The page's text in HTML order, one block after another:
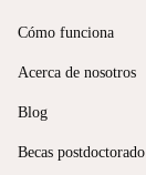
Cómo funciona
Acerca de nosotros
Blog
Becas postdoctorado